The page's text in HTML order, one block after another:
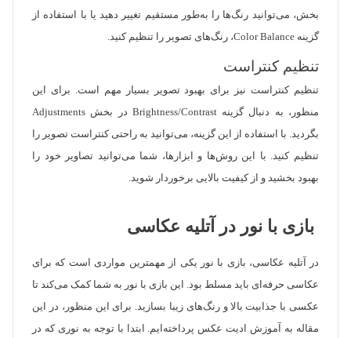
بخش، می‌توانید رنگ‌ها را به‌طور مستقیم تغییر دهید یا با استفاده از
گزینه Color Balance، رنگ‌های تصویر را تنظیم کنید.
تنظیم کنتراست
تنظیم کنتراست نیز برای بهبود تصویر بسیار مهم است. برای این
منظور، به دنبال گزینه Brightness/Contrast در بخش Adjustments
بگردید. با استفاده از این گزینه، می‌توانید به راحتی کنتراست تصویر را
تنظیم کنید. با این روش‌ها و ابزارها، شما می‌توانید تصاویر خود را
بهبود بخشید و از کیفیت بالایی برخوردار شوید.
بازی با نور در آتلیه عکاسی
در آتلیه عکاسی، بازی با نور یکی از مهمترین مواردی است که برای
عکاسی حرفه‌ای باید مسلط بود. این بازی با نور به شما کمک می‌کند تا
عکسی با جذابیت بالا و رنگ‌های زیبا بسازید. برای این منظور، در این
مقاله به آموزش ادیت عکس پرداخته‌ایم. ابتدا با توجه به نوری که در